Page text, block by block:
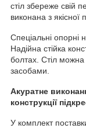
стіл збереже свій
виконана з
Спеціальні опорні
Надійна стійка
болтах. Стіл
засобами.
Акуратне
конструкції
У комплект